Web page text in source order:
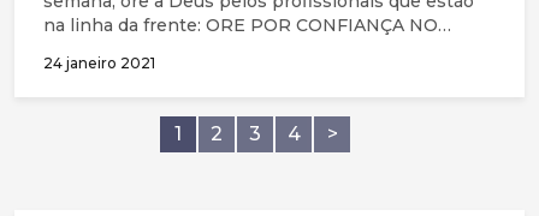
na linha da frente: ORE POR CONFIANÇA NO
todos os dias com fé e não com medo. Ore para que
confiem na soberania de Deus, no Seu amor firme e
fidelidade e continuem a olhar para Jesus Cristo, o
autor e aperfeiçoador da sua fé (Hebreus 12:2);
24 janeiro 2021
1 2 3 4 >